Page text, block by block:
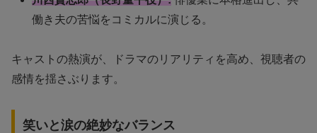
働き夫の苦悩をコミカルに演じる。
キャストの熱演が、ドラマのリアリティを高め、視聴者の
感情を揺さぶります。
笑いと涙の絶妙なバランス